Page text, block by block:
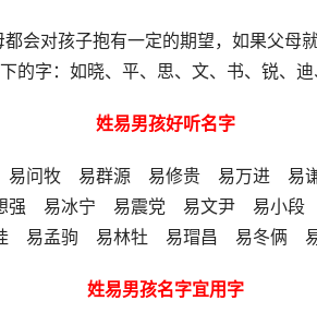
会对孩子抱有一定的期望，如果父母
的字：如晓、平、思、文、书、锐、迪
姓易男孩好听名字
易问牧 易群源 易修贵 易万进
易冰宁 易震党 易文尹 易小
易孟驹 易林牡 易瑁昌 易冬俩
姓易男孩名字宜用字